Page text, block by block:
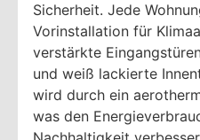
Sicherheit. Jede
Vorinstallation für
verstärkte
und weiß lackierte
wird durch ein
was den